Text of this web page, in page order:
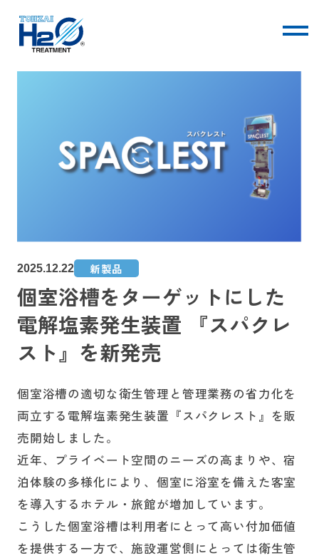
技術・サービス
会社情報
お知らせ
お問い合わせ
2025.12.22 新製品
個室浴槽をターゲットにした
電解塩素発生装置 『スパクレ
スト』を新発売
個室浴槽の適切な衛生管理と管理業務の省力化を
両立する電解塩素発生装置『スパクレスト』を販
売開始しました。
近年、プライベート空間のニーズの高まりや、宿
泊体験の多様化により、個室に浴室を備えた客室
を導入するホテル・旅館が増加しています。
こうした個室浴槽は利用者にとって高い付加価値
を提供する一方で、施設運営側にとっては衛生管